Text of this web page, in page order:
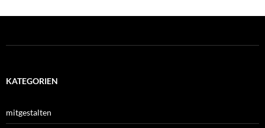
KATEGORIEN
mitgestalten